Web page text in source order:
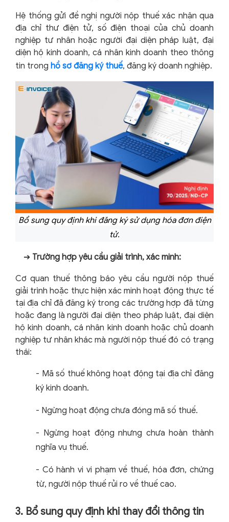
Hệ thống gửi đề nghị người nộp thuế xác nhận qua
địa chỉ thư điện tử, số điện thoại của chủ doanh
nghiệp tư nhân hoặc người đại diện pháp luật, đại
diện hộ kinh doanh, cá nhân kinh doanh theo thông
tin trong hồ sơ đăng ký thuế, đăng ký doanh nghiệp.
Bổ sung quy định khi đăng ký sử dụng hóa đơn điện
tử.
➔ Trường hợp yêu cầu giải trình, xác minh:
Cơ quan thuế thông báo yêu cầu người nộp thuế
giải trình hoặc thực hiện xác minh hoạt động thực tế
tại địa chỉ đã đăng ký trong các trường hợp đã từng
hoặc đang là người đại diện theo pháp luật, đại diện
hộ kinh doanh, cá nhân kinh doanh hoặc chủ doanh
nghiệp tư nhân khác mà người nộp thuế đó có trạng
thái:
- Mã số thuế không hoạt động tại địa chỉ đăng
ký kinh doanh.
- Ngừng hoạt động chưa đóng mã số thuế.
- Ngừng hoạt động nhưng chưa hoàn thành
nghĩa vụ thuế.
- Có hành vi vi phạm về thuế, hóa đơn, chứng
từ, người nộp thuế rủi ro về thuế cao.
3. Bổ sung quy định khi thay đổi thông tin